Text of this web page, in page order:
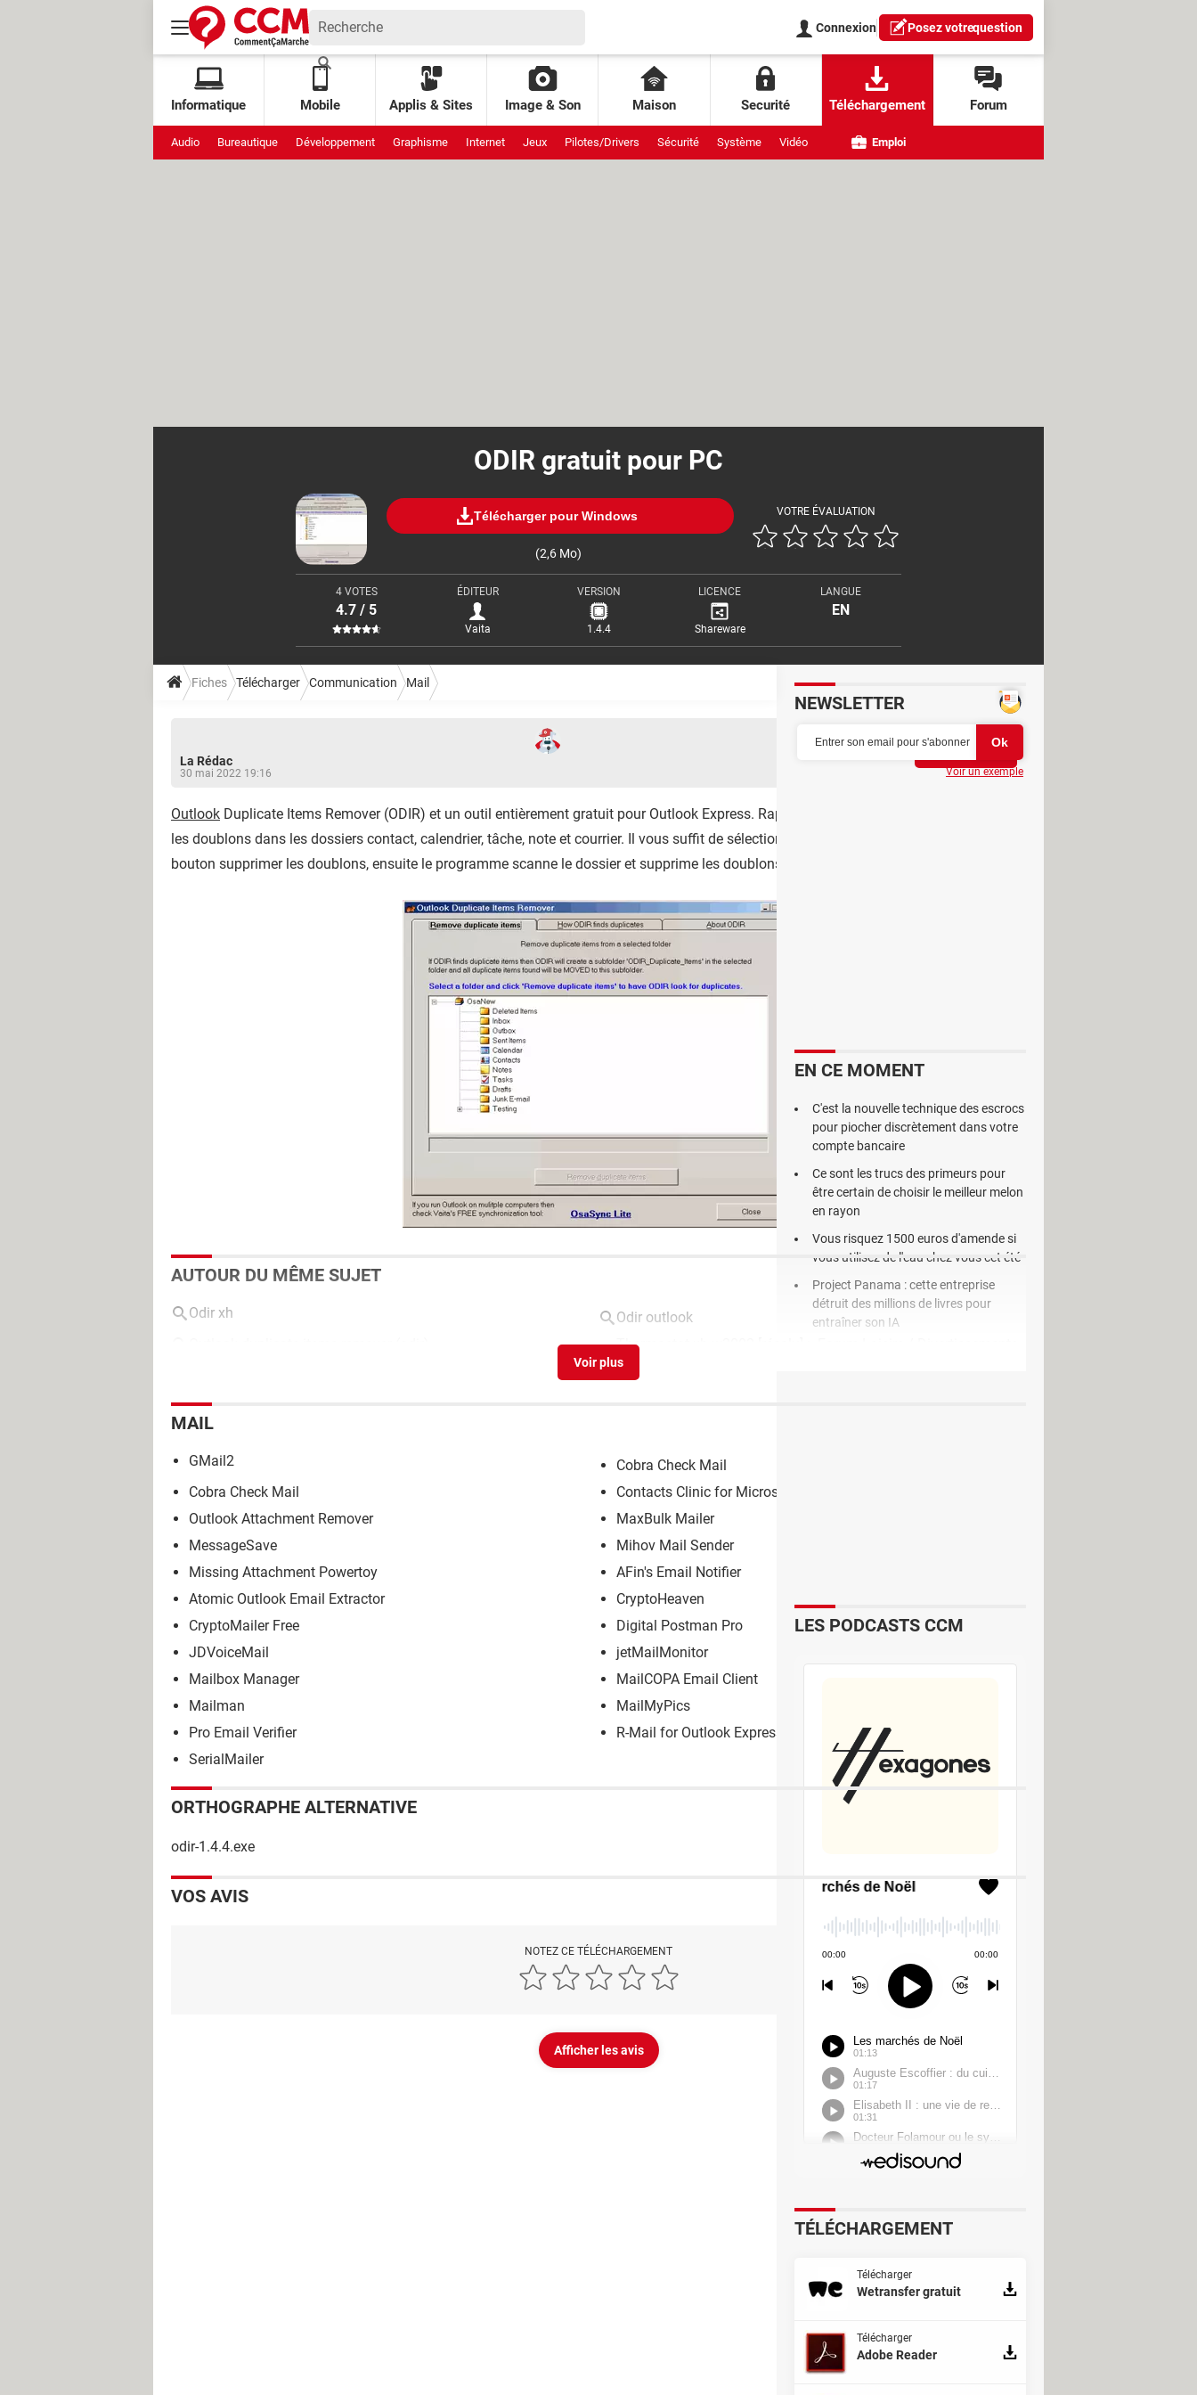
Connexion Posez votrequestion
Informatique Mobile Applis & Sites Image & Son Maison Securité Téléchargement Forum
Audio Bureautique Développement Graphisme Internet Jeux Pilotes/Drivers Sécurité Système Vidéo Emploi
ODIR gratuit pour PC
Télécharger pour Windows
(2,6 Mo)
VOTRE ÉVALUATION
4 VOTES
4.7 / 5
ÉDITEUR
Vaita
VERSION
1.4.4
LICENCE
Shareware
LANGUE
EN
Fiches Télécharger Communication Mail
La Rédac
30 mai 2022 19:16
Outlook Duplicate Items Remover (ODIR) et un outil entièrement gratuit pour Outlook Express. Rapide et simple, il permet de supprimer
les doublons dans les dossiers contact, calendrier, tâche, note et courrier. Il vous suffit de sélectionner un dossier et de cliquer sur le
bouton supprimer les doublons, ensuite le programme scanne le dossier et supprime les doublons trouvés.
AUTOUR DU MÊME SUJET
Odir xh
Odir outlook
Thermostat xh-w3002
MAIL
GMail2
Cobra Check Mail
Cobra Check Mail
Contacts Clinic for Microsoft Outlook
Outlook Attachment Remover
MaxBulk Mailer
MessageSave
Mihov Mail Sender
Missing Attachment Powertoy
AFin's Email Notifier
Atomic Outlook Email Extractor
CryptoHeaven
CryptoMailer Free
Digital Postman Pro
JDVoiceMail
jetMailMonitor
Mailbox Manager
MailCOPA Email Client
Mailman
MailMyPics
Pro Email Verifier
R-Mail for Outlook Express
SerialMailer
ORTHOGRAPHE ALTERNATIVE
odir-1.4.4.exe
VOS AVIS
NOTEZ CE TÉLÉCHARGEMENT
Afficher les avis
NEWSLETTER
Voir un exemple
EN CE MOMENT
C'est la nouvelle technique des escrocs
pour piocher discrètement dans votre
compte bancaire
Ce sont les trucs des primeurs pour
être certain de choisir le meilleur melon
en rayon
Vous risquez 1500 euros d'amende si
vous utilisez de l'eau chez vous cet été
Project Panama : cette entreprise
détruit des millions de livres pour
entraîner son IA
LES PODCASTS CCM
TÉLÉCHARGEMENT
Télécharger
Wetransfer gratuit
Télécharger
Adobe Reader